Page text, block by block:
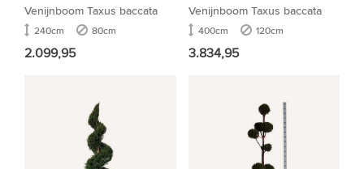
Venijnboom Taxus baccata
240cm 80cm
2.099,95
Venijnboom Taxus baccata
400cm 120cm
3.834,95